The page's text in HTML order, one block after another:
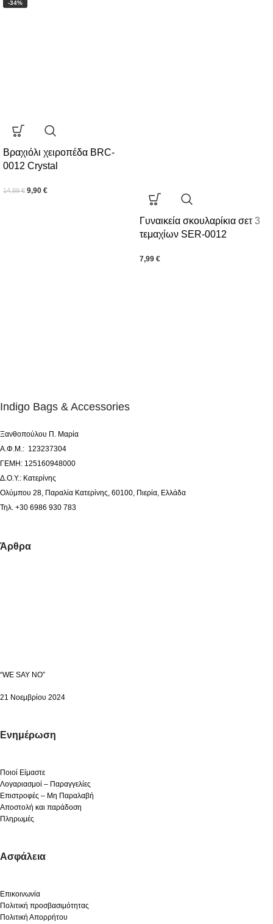
-34%
Βραχιόλι χειροπέδα BRC-
0012 Crystal
14,99€ 9,90 €
Γυναικεία σκουλαρίκια σετ 3
τεμαχίων SER-0012
7,99 €
Indigo Bags & Accessories
Ξανθοπούλου Π. Μαρία
Α.Φ.Μ.: 123237304
ΓΕΜΗ: 125160948000
Δ.Ο.Υ.: Κατερίνης
Ολύμπου 28, Παραλία Κατερίνης, 60100, Πιερία, Ελλάδα
Τηλ. +30 6986 930 783
Άρθρα
“WE SAY NO”
21 Νοεμβρίου 2024
Ενημέρωση
Ποιοί Είμαστε
Λογαριασμοί – Παραγγελίες
Επιστροφές – Μη Παραλαβή
Αποστολή και παράδοση
Πληρωμές
Ασφάλεια
Επικοινωνία
Πολιτική προσβασιμότητας
Πολιτική Απορρήτου